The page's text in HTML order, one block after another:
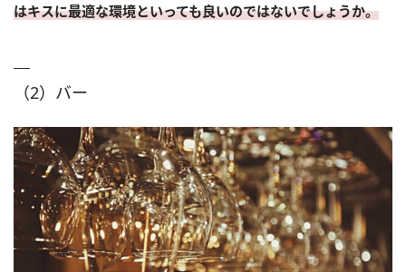
はキスに最適な環境といっても良いのではないでしょうか。
（2）バー